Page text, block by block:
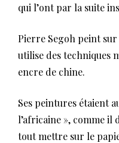
qui l’ont par la suite
Pierre Segoh peint
utilise des techniques
encre de chine.
Ses peintures étaient
l’africaine », comme
tout mettre sur le